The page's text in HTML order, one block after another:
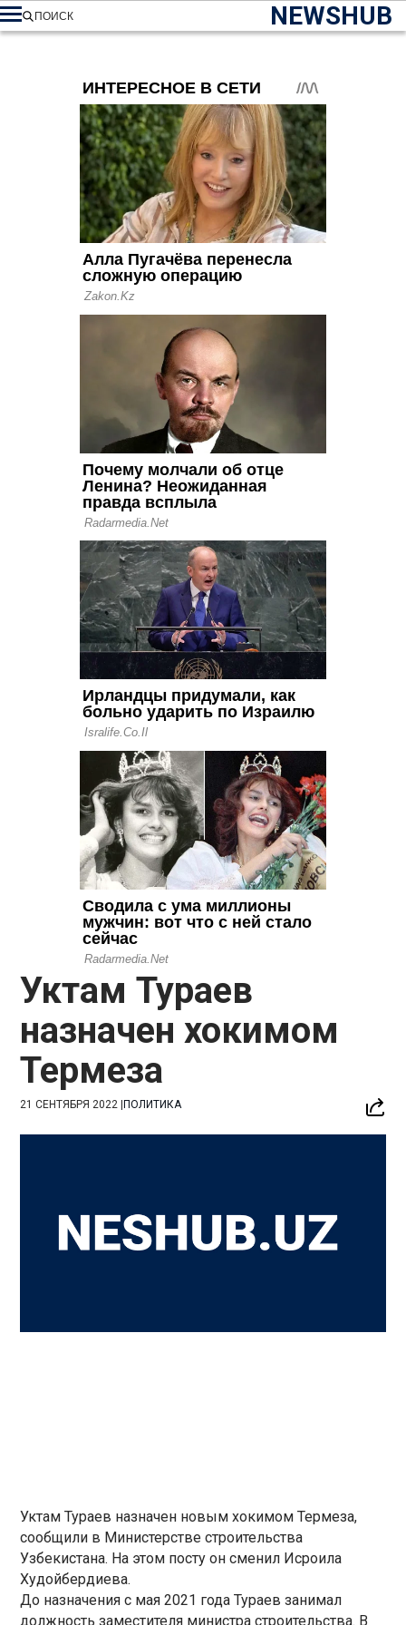
NEWSHUB
ПОИСК
Уктам Тураев
назначен хокимом
Термеза
21 СЕНТЯБРЯ 2022 |ПОЛИТИКА
Уктам Тураев назначен новым хокимом Термеза,
сообщили в Министерстве строительства
Узбекистана. На этом посту он сменил Исроила
Худойбердиева.
До назначения с мая 2021 года Тураев занимал
должность заместителя министра строительства. В